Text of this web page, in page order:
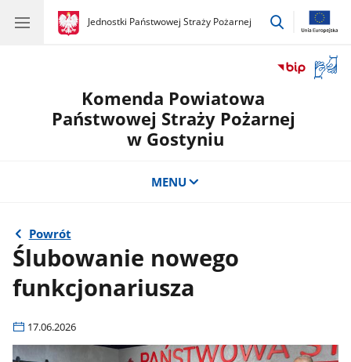
gov.pl
Jednostki Państwowej Straży Pożarnej
gov.pl
Jednostki
przejdź
okno
Komenda Powiatowa
Państwowej Straży Pożarnej
w Gostyniu
MENU
Powrót
Ślubowanie nowego
funkcjonariusza
17.06.2026